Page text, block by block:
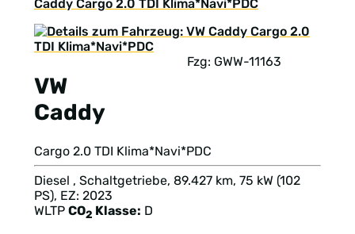
Caddy Cargo 2.0 TDI Klima*Navi*PDC
VW
Caddy
Fzg: GWW-11163
Cargo 2.0 TDI Klima*Navi*PDC
Diesel , Schaltgetriebe, 89.427 km, 75 kW (102
PS), EZ: 2023
WLTP CO2 Klasse: D